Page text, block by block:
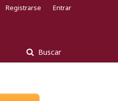
Buscar
Registrarse Entrar